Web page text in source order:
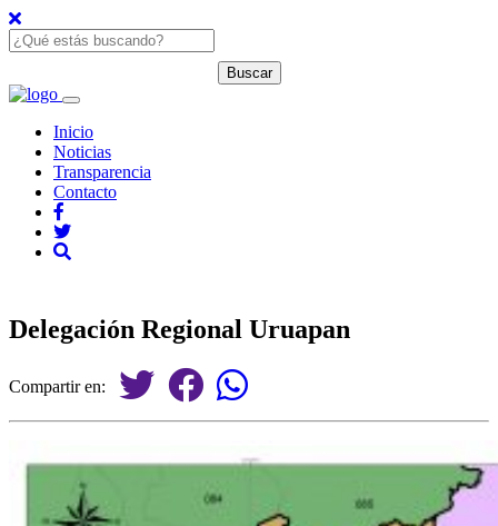
Inicio
Noticias
Transparencia
Contacto
Delegación Regional Uruapan
Compartir en: